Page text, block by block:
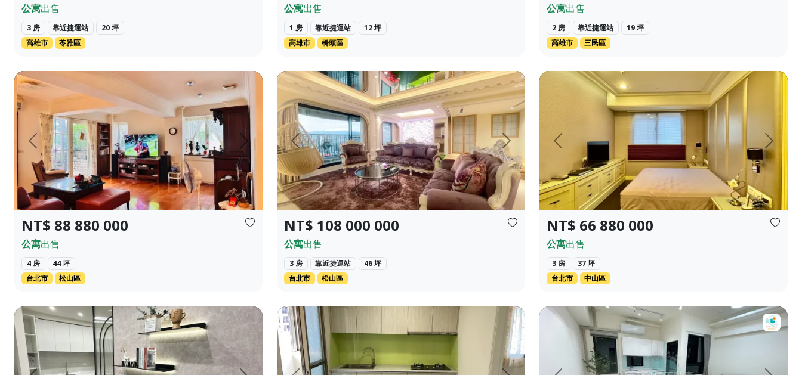
公寓出售
3 房 靠近捷運站
20 坪
高雄市
苓雅區
公寓出售
1 房 靠近捷運站
12 坪
高雄市
橋頭區
公寓出售
2 房 靠近捷運站
19 坪
高雄市
三民區
上一頁 下一頁
NT$ 88 880 000
公寓出售
4 房
44 坪
台北市
松山區
🍃 【公園首席 靜謐綠意】 ｜ 正對新中公園，坐擁民生社區最珍貴的林蔭視野與人文氣息。 ☀️ 【罕見四...
上一頁 下一頁
NT$ 108 000 000
公寓出售
3 房 靠近捷運站
46 坪
台北市
松山區
【揚昇君苑｜水岸景觀豪邸】 煙波浩渺間，收攬一江星火。這不僅是一棟建築，更是您尊榮身份的凌空座...
上一頁 下一頁
NT$ 66 880 000
公寓出售
3 房
37 坪
台北市
中山區
✨ 【遠雄朝日】高樓層邊間 3房雙車位 大隱於中山繁華核心
全新建築位於后里 距離Mircon 10分鐘 2房2衛 🥬 約2分鐘到內新黃昏市場，每天都有新鮮蔬果、熟食、小吃，充滿在地人情味，下班買菜超方便。 🏦 約2...
【售】東築居♦️市政｜獨自升級｜🎖️大道1+1平車 ♦️入主市政特